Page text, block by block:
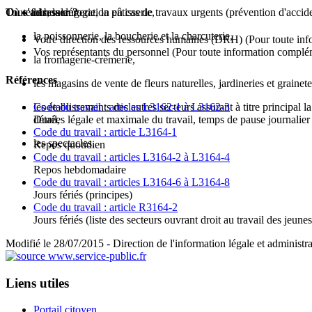
Toutefois, la dérogation en cas de travaux urgents (prévention
la boulangerie, la pâtisserie,
la poissonnerie, la boucherie et la charcuterie,
la fromagerie-crèmerie,
les magasins de vente de fleurs naturelles, jardineries et
les établissements des autres secteurs assurant à titre
détail,
les spectacles.
Où s'adresser ?
Votre direction des ressources humaines (DRH) (Pour toute
Vos représentants du personnel (Pour toute information
Références
Code du travail : articles L3162-1 à L3162-3
Durées légale et maximale du travail, temps de pause journalier
Code du travail : article L3164-1
Repos quotidien
Code du travail : articles L3164-2 à L3164-4
Repos hebdomadaire
Code du travail : articles L3164-6 à L3164-8
Jours fériés (principes)
Code du travail : article R3164-2
Jours fériés (liste des secteurs ouvrant droit au travail des
Modifié le 28/07/2015 - Direction de l'information légale et
Liens utiles